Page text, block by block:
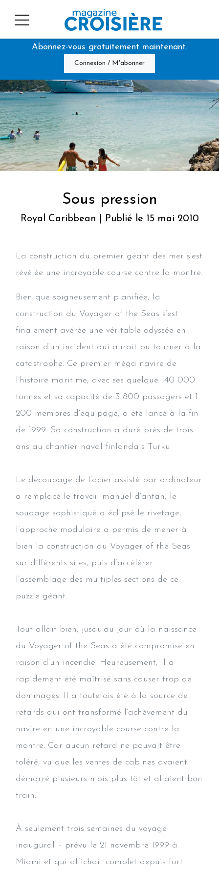
Abonnez-vous gratuitement maintenant.
Connexion / M'abonner
Sous pression
Royal Caribbean | Publié le 15 mai 2010
La construction du premier géant des mer s'est
révélée une incroyable course contre la montre.
Bien que soigneusement planifiée, la
construction du Voyager of the Seas s’est
finalement avérée une véritable odyssée en
raison d’un incident qui aurait pu tourner à la
catastrophe. Ce premier méga navire de
l’histoire maritime, avec ses quelque 140 000
tonnes et sa capacité de 3 800 passagers et 1
200 membres d’équipage, a été lancé à la fin
de 1999. Sa construction a duré près de trois
ans au chantier naval finlandais Turku.
Le découpage de l’acier assisté par ordinateur
a remplacé le travail manuel d’antan, le
soudage sophistiqué a éclipsé le rivetage,
l’approche modulaire a permis de mener à
bien la construction du Voyager of the Seas
sur différents sites, puis d’accélérer
l’assemblage des multiples sections de ce
puzzle géant.
Tout allait bien, jusqu’au jour où la naissance
du Voyager of the Seas a été compromise en
raison d’un incendie. Heureusement, il a
rapidement été maîtrisé sans causer trop de
dommages. Il a toutefois été à la source de
retards qui ont transformé l’achèvement du
navire en une incroyable course contre la
montre. Car aucun retard ne pouvait être
toléré, vu que les ventes de cabines avaient
démarré plusieurs mois plus tôt et allaient bon
train.
À seulement trois semaines du voyage
inaugural – prévu le 21 novembre 1999 à
Miami et qui affichait complet depuis fort